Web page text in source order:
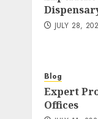
JULY 28,
Blog
Expert
Offices